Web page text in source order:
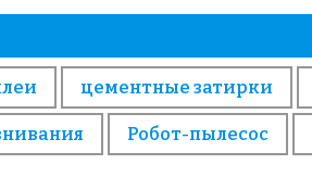
цементные затирки
Робот-пылесос